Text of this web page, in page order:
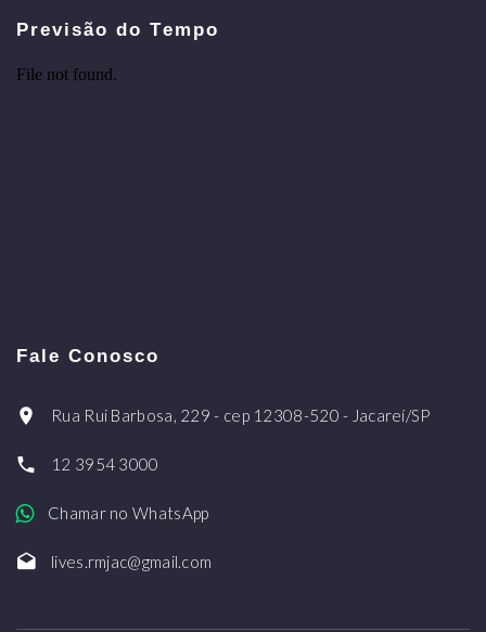
Previsão do Tempo
Fale Conosco
Rua Rui Barbosa, 229 - cep 12308-520 - Jacareí/SP
12 3954 3000
Chamar no WhatsApp
lives.rmjac@gmail.com